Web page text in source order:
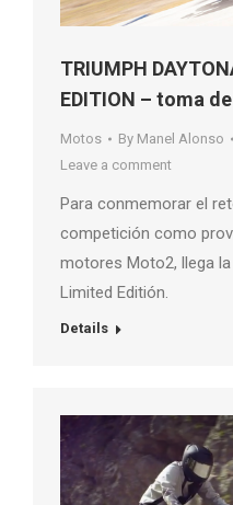
TRIUMPH
EDITION – toma
Motos By Manel Alonso
Leave a comment
Para conmemorar el
competición como
motores Moto2, llega
Limited Editión.
Details